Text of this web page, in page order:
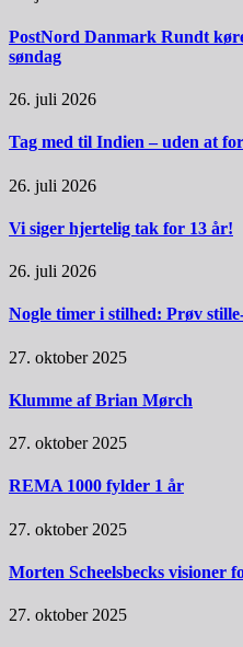
PostNord Danmark Rundt
søndag
26. juli 2026
Tag med til Indien – uden at
26. juli 2026
Vi siger hjertelig tak for 13 år!
26. juli 2026
Nogle timer i stilhed: Prøv
27. oktober 2025
Klumme af Brian Mørch
27. oktober 2025
REMA 1000 fylder 1 år
27. oktober 2025
Morten Scheelsbecks visioner
27. oktober 2025